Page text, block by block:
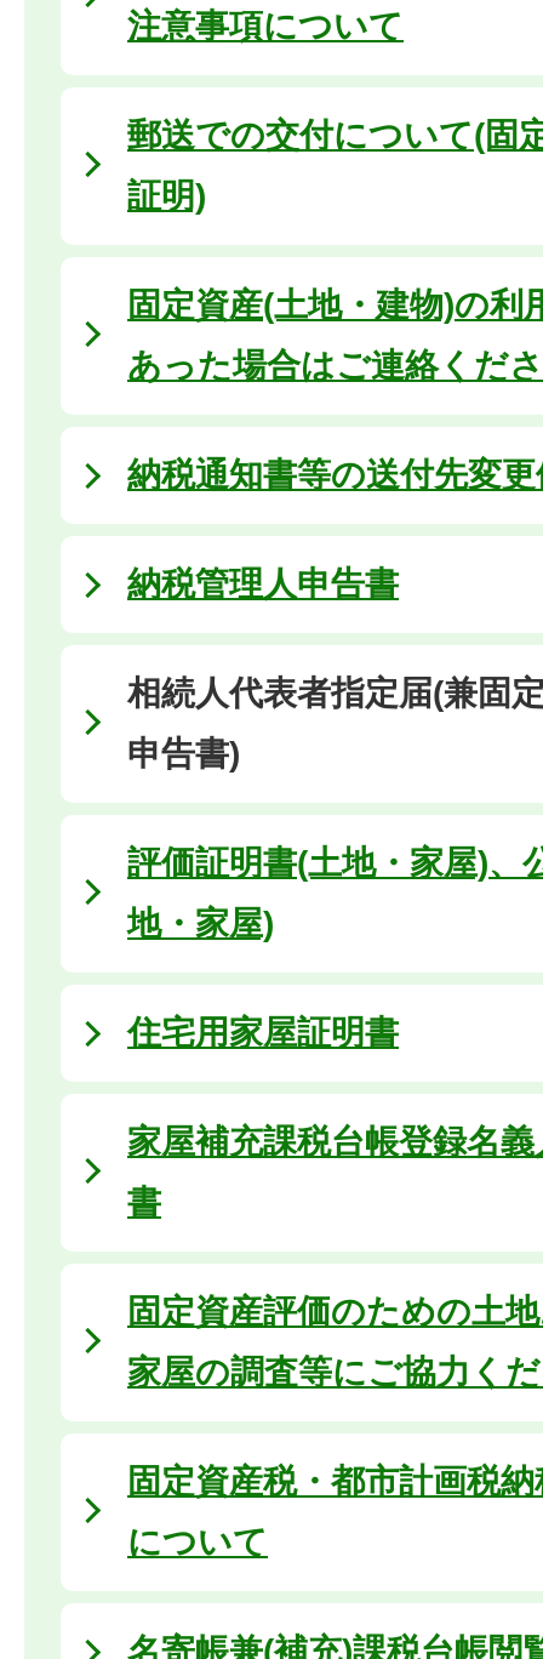
注意事項について
郵送での交付について(固
証明)
固定資産(土地・建物)の利
あった場合はご連絡くだ
納税通知書等の送付先変
納税管理人申告書
相続人代表者指定届(兼固
申告書)
評価証明書(土地・家屋)、
地・家屋)
住宅用家屋証明書
家屋補充課税台帳登録名
書
固定資産評価のための土
家屋の調査等にご協力く
固定資産税・都市計画税
について
名寄帳兼(補充)課税台帳閲